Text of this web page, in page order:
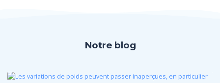
Notre blog